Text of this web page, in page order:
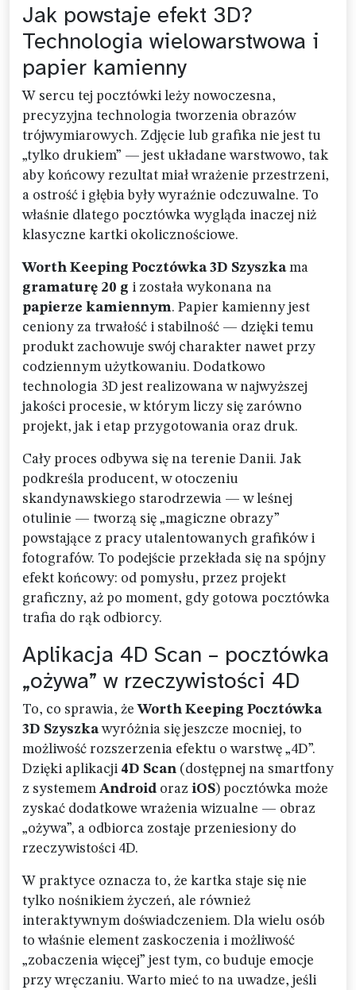
Jak powstaje efekt 3D?
Technologia wielowarstwowa i
papier kamienny
W sercu tej pocztówki leży nowoczesna,
precyzyjna technologia tworzenia obrazów
trójwymiarowych. Zdjęcie lub grafika nie jest tu
„tylko drukiem” — jest układane warstwowo, tak
aby końcowy rezultat miał wrażenie przestrzeni,
a ostrość i głębia były wyraźnie odczuwalne. To
właśnie dlatego pocztówka wygląda inaczej niż
klasyczne kartki okolicznościowe.
Worth Keeping Pocztówka 3D Szyszkama
gramaturę 20 g i została wykonana na
papierze kamiennym. Papier kamienny jest
ceniony za trwałość i stabilność — dzięki temu
produkt zachowuje swój charakter nawet przy
codziennym użytkowaniu. Dodatkowo
technologia 3D jest realizowana w najwyższej
jakości procesie, w którym liczy się zarówno
projekt, jak i etap przygotowania oraz druk.
Cały proces odbywa się na terenie Danii. Jak
podkreśla producent, w otoczeniu
skandynawskiego starodrzewia — w leśnej
otulinie — tworzą się „magiczne obrazy”
powstające z pracy utalentowanych grafików i
fotografów. To podejście przekłada się na spójny
efekt końcowy: od pomysłu, przez projekt
graficzny, aż po moment, gdy gotowa pocztówka
trafia do rąk odbiorcy.
Aplikacja 4D Scan – pocztówka
„ożywa” w rzeczywistości 4D
To, co sprawia, żeWorth Keeping Pocztówka
3D Szyszkawyróżnia się jeszcze mocniej, to
możliwość rozszerzenia efektu o warstwę „4D”.
Dzięki aplikacji 4D Scan (dostępnej na smartfony
z systemem Android oraz iOS) pocztówka może
zyskać dodatkowe wrażenia wizualne — obraz
„ożywa”, a odbiorca zostaje przeniesiony do
rzeczywistości 4D.
W praktyce oznacza to, że kartka staje się nie
tylko nośnikiem życzeń, ale również
interaktywnym doświadczeniem. Dla wielu osób
to właśnie element zaskoczenia i możliwość
„zobaczenia więcej” jest tym, co buduje emocje
przy wręczaniu. Warto mieć to na uwadze, jeśli